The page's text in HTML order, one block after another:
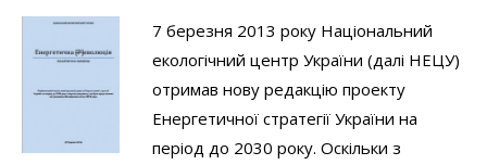
7 березня 2013 року Національний
екологічний центр України (далі НЕЦУ)
отримав нову редакцію проекту
Енергетичної стратегії України на
період до 2030 року. Оскільки з